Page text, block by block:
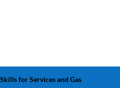
for Services and Gas